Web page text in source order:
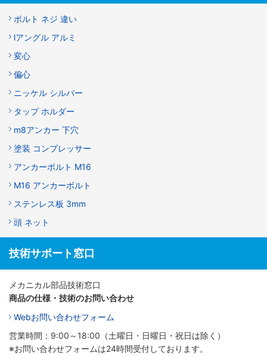
ボルト ネジ 違い
lアングル アルミ
変心
偏心
ニッケル シルバー
タップ ホルダー
m8アンカー 下穴
塗装 コンプレッサー
アンカーボルト M16
M16 アンカーボルト
ステンレス板 3mm
頭 ネット
技術サポート窓口
メカニカル部品技術窓口
商品の仕様・技術のお問い合わせ
Webお問い合わせフォーム
営業時間：9:00～18:00（土曜日・日曜日・祝日は除く）
※お問い合わせフォームは24時間受付しております。